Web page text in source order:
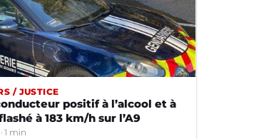
/ JUSTICE
positif à l’alcool et à
à 183 km/h sur l’A9
1 min